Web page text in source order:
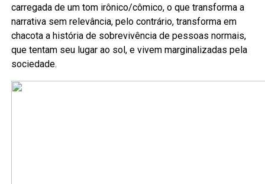
carregada de um tom irônico/cômico, o que transforma a
narrativa sem relevância, pelo contrário, transforma em
chacota a história de sobrevivência de pessoas normais,
que tentam seu lugar ao sol, e vivem marginalizadas pela
sociedade.